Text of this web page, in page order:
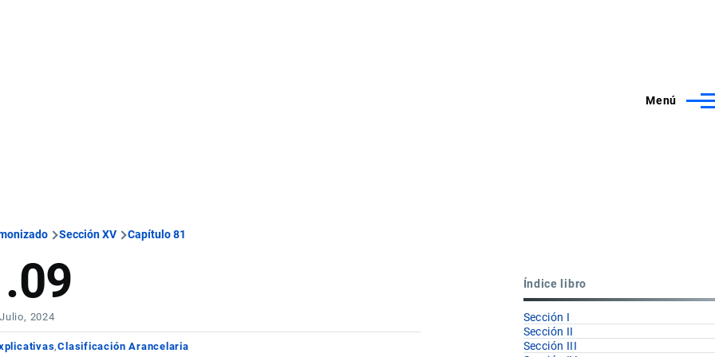
Menú
Sección XV Capítulo 81
2024
Clasificación Arancelaria
Índice libro
Sección I
Sección II
Sección III